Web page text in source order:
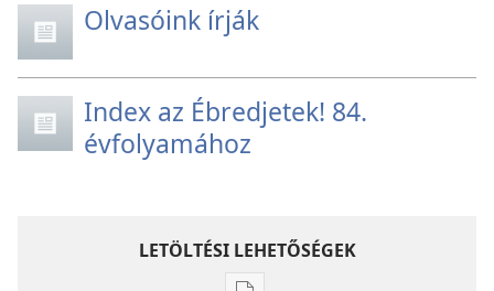
Olvasóink írják
Index az Ébredjetek! 84.
évfolyamához
LETÖLTÉSI LEHETŐSÉGEK